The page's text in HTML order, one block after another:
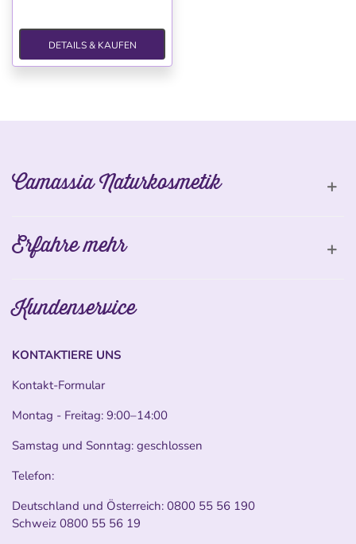
DETAILS & KAUFEN
Camassia Naturkosmetik
Erfahre mehr
Kundenservice
KONTAKTIERE UNS
Kontakt-Formular
Montag - Freitag: 9:00–14:00
Samstag und Sonntag: geschlossen
Telefon:
Deutschland und Österreich: 0800 55 56 190
Schweiz 0800 55 56 19